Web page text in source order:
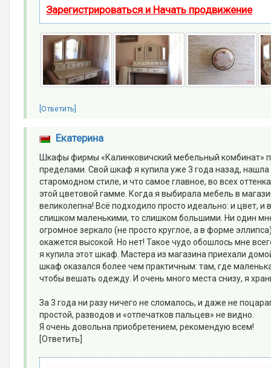
Зарегистрироваться и Начать продвижение
[Ответить]
Екатерина
Шкафы фирмы «Калинковичский мебельный комбинат»
пределами. Свой шкаф я купила уже 3 года назад,
старомодном стиле, и что самое главное, во всех
этой цветовой гамме. Когда я выбирала мебель в
великолепна! Всё подходило просто идеально: и цвет,
слишком маленькими, то слишком большими. Ни один мне
огромное зеркало (не просто круглое, а в форме
окажется высокой. Но нет! Такое чудо обошлось мне
я купила этот шкаф. Мастера из магазина приехали
шкаф оказался более чем практичным: там, где
чтобы вешать одежду. И очень много места снизу, я
За 3 года ни разу ничего не сломалось, и даже не
простой, разводов и «отпечатков пальцев» не видно.
Я очень довольна приобретением, рекомендую всем!
[Ответить]